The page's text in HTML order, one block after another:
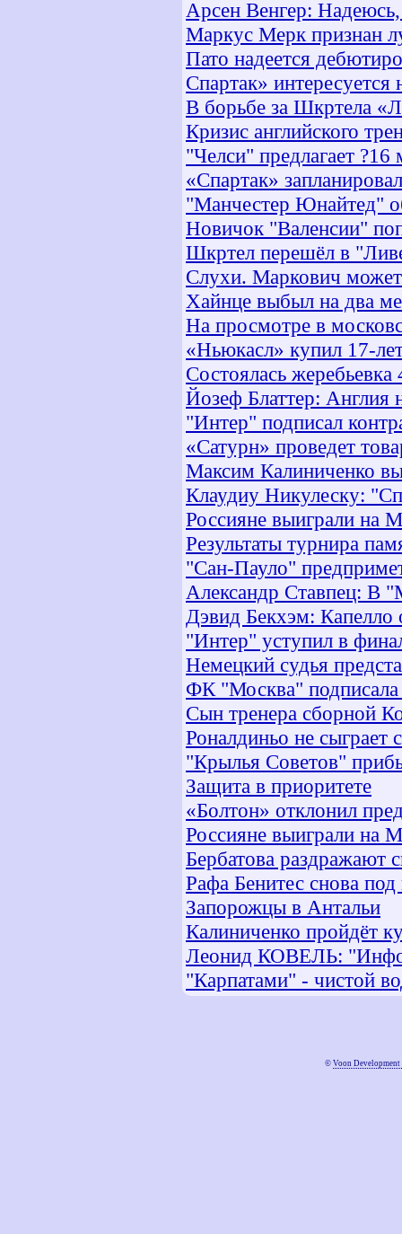
Арсен Венгер:
Маркус Мерк признан
Пато надеется
Спартак»
В борьбе за Шкртела
Кризис английского
"Челси" предлагает
«Спартак»
"Манчестер Юнайтед"
Новичок "Валенсии"
Шкртел перешёл в
Слухи. Маркович
Хайнце выбыл на два
На просмотре в
«Ньюкасл» купил 17-
Состоялась
Йозеф Блаттер: Англия
"Интер" подписал
«Сатурн» проведет
Максим Калиниченко
Клаудиу Никулеску:
Россияне выиграли на
Результаты турнира
"Сан-Пауло"
Александр Ставпец: В
Дэвид Бекхэм: Капелло
"Интер" уступил в
Немецкий судья
ФК "Москва" подписала
Сын тренера сборной
Роналдиньо не сыграет
"Крылья Советов"
Защита в приоритете
«Болтон» отклонил
Россияне выиграли на
Бербатова раздражают
Рафа Бенитес снова
Запорожцы в Антальи
Калиниченко пройдёт
Леонид КОВЕЛЬ:
"Карпатами" - чистой
© Voon Development